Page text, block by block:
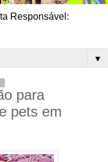
Responsável:
▼
para
pets em